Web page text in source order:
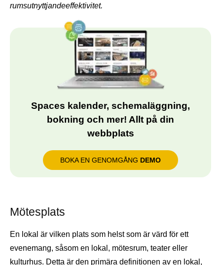
rumsutnyttjandeeffektivitet.
Spaces kalender, schemaläggning,
bokning och mer! Allt på din
webbplats
BOKA EN GENOMGÅNG DEMO
Mötesplats
En lokal är vilken plats som helst som är värd för ett
evenemang, såsom en lokal, mötesrum, teater eller
kulturhus. Detta är den primära definitionen av en lokal,